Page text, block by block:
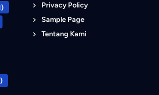
Privacy Policy
Sample Page
Tentang Kami